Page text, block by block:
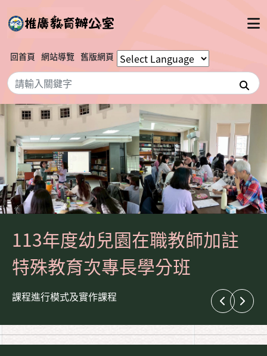
回首頁 網站導覽 舊版網頁
搜尋
113年度幼兒園在職教師加註
特殊教育次專長學分班
課程進行模式及實作課程